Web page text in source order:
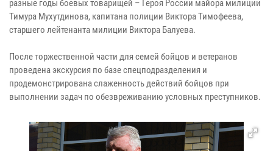
разные годы боевых товарищей – Героя России майора милиции
Тимура Мухутдинова, капитана полиции Виктора Тимофеева,
старшего лейтенанта милиции Виктора Балуева.
После торжественной части для семей бойцов и ветеранов
проведена экскурсия по базе спецподразделения и
продемонстрирована слаженность действий бойцов при
выполнении задач по обезвреживанию условных преступников.